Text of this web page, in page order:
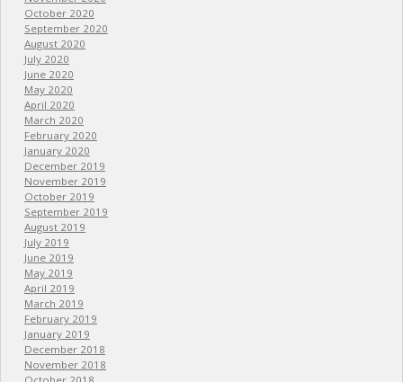
October 2020
September 2020
August 2020
July 2020
June 2020
May 2020
April 2020
March 2020
February 2020
January 2020
December 2019
November 2019
October 2019
September 2019
August 2019
July 2019
June 2019
May 2019
April 2019
March 2019
February 2019
January 2019
December 2018
November 2018